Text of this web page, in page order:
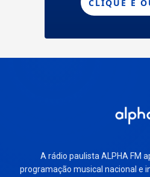
A rádio paulista ALPHA FM
programação musical nacional e